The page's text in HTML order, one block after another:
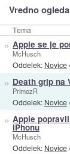
Vredno
Tema
» Apple se je
McHusch
Oddelek: Novice
» Death grip na
PrimozR
Oddelek: Novice
» Apple
iPhonu
McHusch
Oddelek: Novice